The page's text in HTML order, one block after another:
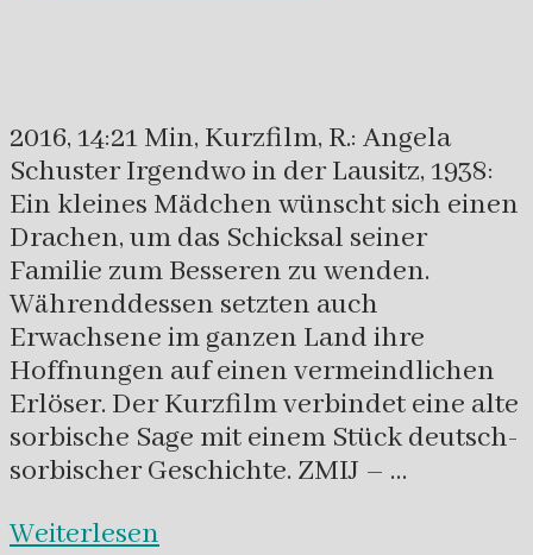
2016, 14:21 Min, Kurzfilm, R.: Angela
Schuster Irgendwo in der Lausitz, 1938:
Ein kleines Mädchen wünscht sich einen
Drachen, um das Schicksal seiner
Familie zum Besseren zu wenden.
Währenddessen setzten auch
Erwachsene im ganzen Land ihre
Hoffnungen auf einen vermeindlichen
Erlöser. Der Kurzfilm verbindet eine alte
sorbische Sage mit einem Stück deutsch-
sorbischer Geschichte. ZMIJ – …
Weiterlesen